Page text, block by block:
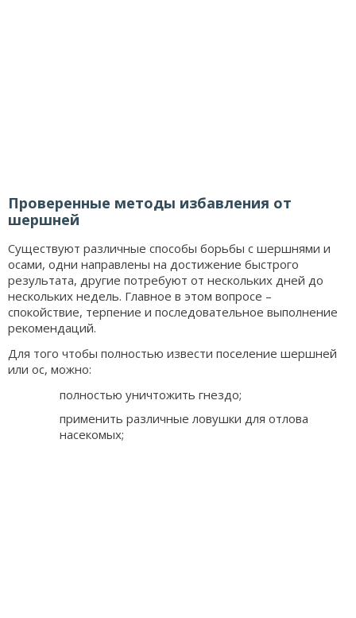
Проверенные методы избавления от
шершней
Существуют различные способы борьбы с шершнями и
осами, одни направлены на достижение быстрого
результата, другие потребуют от нескольких дней до
нескольких недель. Главное в этом вопросе –
спокойствие, терпение и последовательное выполнение
рекомендаций.
Для того чтобы полностью извести поселение шершней
или ос, можно:
полностью уничтожить гнездо;
применить различные ловушки для отлова
насекомых;